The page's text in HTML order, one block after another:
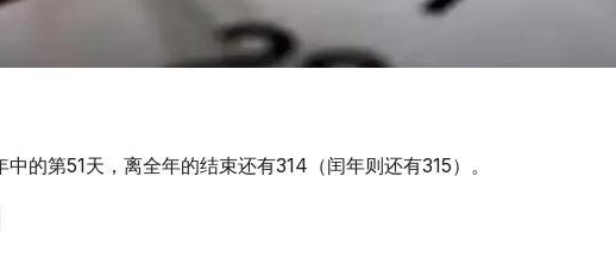
的第51天，离全年的结束还有314（闰年则还有315）。